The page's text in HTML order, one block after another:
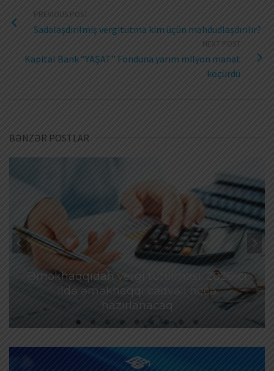
PREVIOUS POST
Sadələşdirilmiş vergitutma kim üçün məhdudlaşdırılır?
NEXT POST
Kapital Bank “YAŞAT” Fonduna yarım milyon manat
köçürdü
BƏNZƏR POSTLAR
Əməkhaqqıdan vergi tutulması: 2026-cı
ildə əməkhaqqı cədvəli necə
hazırlanacaq